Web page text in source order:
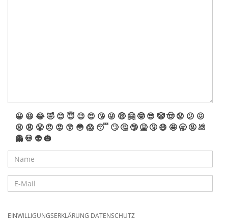
😀 😆 😂🤣 😊 😇 😉 😍 😘 😜 🤑 🤗 🤓 😎 🤡🤠 😟 😕 😖
😫 😩 😤 😠 😡 😲 😳 😱 😴 🙄 🤔 🤥 🤮 🤧 😷 🤩 🥱 🤬 💩
👻 💀 👽 🎃
EINWILLIGUNGSERKLÄRUNG DATENSCHUTZ